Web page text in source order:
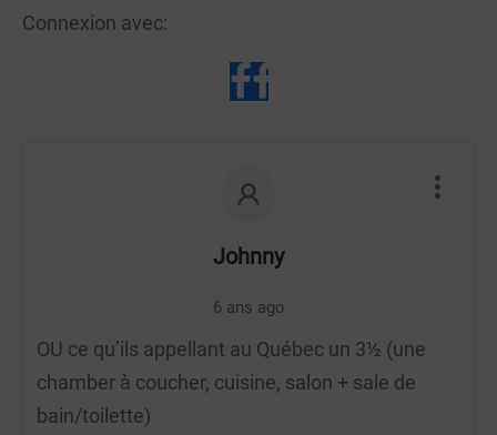
Connexion avec:
Johnny
6 ans ago
OU ce qu’ils appellant au Québec un 3½ (une
chamber à coucher, cuisine, salon + sale de
bain/toilette)